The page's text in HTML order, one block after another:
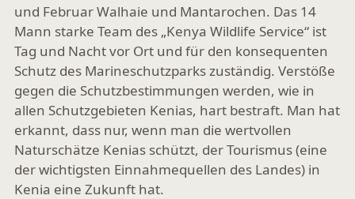
und Februar Walhaie und Mantarochen. Das 14
Mann starke Team des „Kenya Wildlife Service“ ist
Tag und Nacht vor Ort und für den konsequenten
Schutz des Marineschutzparks zuständig. Verstöße
gegen die Schutzbestimmungen werden, wie in
allen Schutzgebieten Kenias, hart bestraft. Man hat
erkannt, dass nur, wenn man die wertvollen
Naturschätze Kenias schützt, der Tourismus (eine
der wichtigsten Einnahmequellen des Landes) in
Kenia eine Zukunft hat.